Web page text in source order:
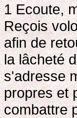
1 Ecoute,
Reçois
afin de
la lâcheté
s'adresse
propres et
combattre